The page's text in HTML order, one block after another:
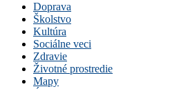
Doprava
Školstvo
Kultúra
Sociálne veci
Zdravie
Životné prostredie
Mapy